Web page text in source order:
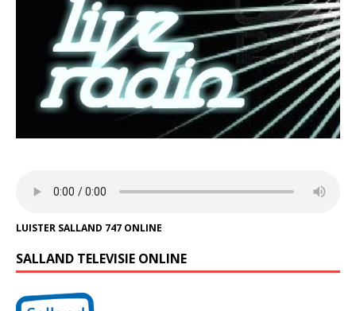
LUISTER SALLAND 747 ONLINE
SALLAND TELEVISIE ONLINE